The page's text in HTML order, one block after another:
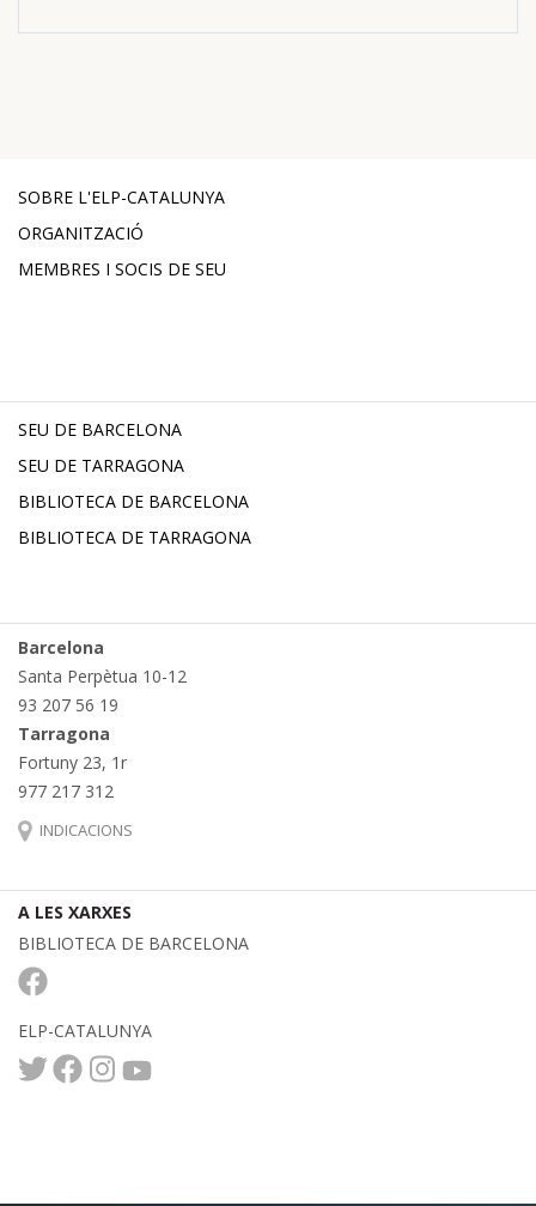
SOBRE L'ELP-CATALUNYA
ORGANITZACIÓ
MEMBRES I SOCIS DE SEU
SEU DE BARCELONA
SEU DE TARRAGONA
BIBLIOTECA DE BARCELONA
BIBLIOTECA DE TARRAGONA
Barcelona
Santa Perpètua 10-12
93 207 56 19
Tarragona
Fortuny 23, 1r
977 217 312
INDICACIONS
A LES XARXES
BIBLIOTECA DE BARCELONA
ELP-CATALUNYA